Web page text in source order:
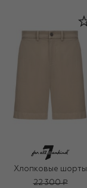
Хлопковые шорты
22 300 ₽